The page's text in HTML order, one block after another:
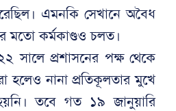
এমনকি সেখানে অবৈধ
মতো কর্মকাণ্ডও চলত।
সালে প্রশাসনের পক্ষ থেকে
হলেও নানা প্রতিকূলতার মুখে
তবে গত ১৯ জানুয়ারি